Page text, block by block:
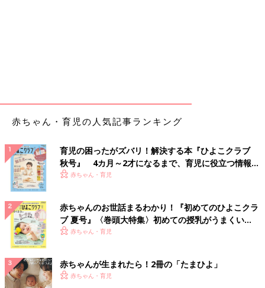
『母乳が出ない…！』②
赤ちゃん・育児の人気記事ランキング
育児の困ったがズバリ！解決する本『ひよこクラブ
秋号』 4カ月～2才になるまで、育児に役立つ情報が
いっぱい！
赤ちゃん・育児
赤ちゃんのお世話まるわかり！『初めてのひよこクラ
ブ 夏号』〈巻頭大特集〉初めての授乳がうまくい
く！ おっぱい・ミルクの基本と夏のトラブル 解決テ
赤ちゃん・育児
赤ちゃんが生まれたら！2冊の「たまひよ」
赤ちゃん・育児